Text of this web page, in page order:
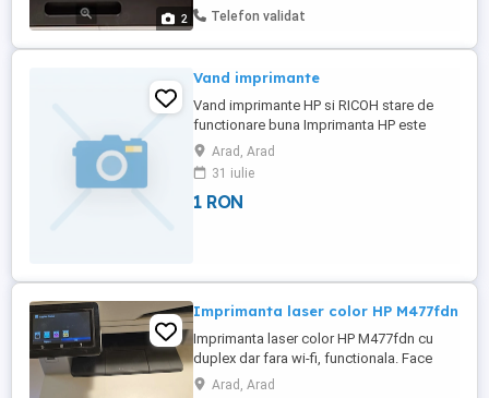
2
pagini, acoperire 5% ) Pret negociabil in
Telefon validat
Vand imprimante
Vand imprimante HP si RICOH stare de
functionare buna Imprimanta HP este
dotata si cu scanner Detalii la telefon
Arad, Arad
31 iulie
1 RON
Imprimanta laser color HP M477fdn
Imprimanta laser color HP M477fdn cu
duplex dar fara wi-fi, functionala. Face
putin dungi longitudinale, a vedea
Arad, Arad